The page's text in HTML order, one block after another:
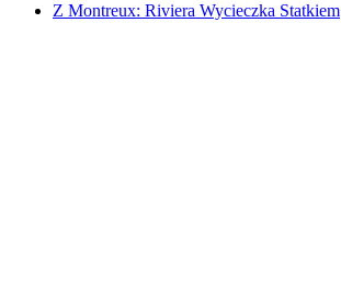
Z Montreux: Riviera Wycieczka Statkiem